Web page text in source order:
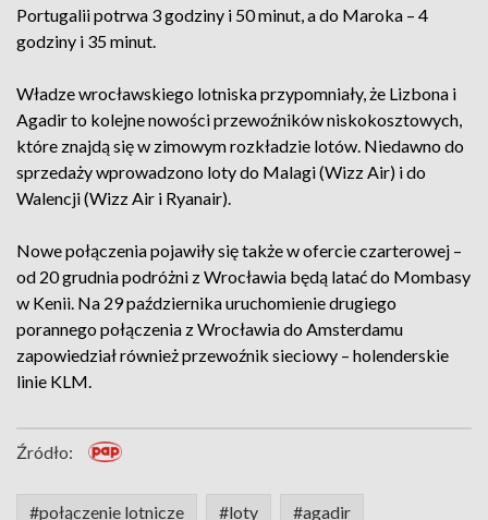
Portugalii potrwa 3 godziny i 50 minut, a do Maroka – 4
godziny i 35 minut.
Władze wrocławskiego lotniska przypomniały, że Lizbona i
Agadir to kolejne nowości przewoźników niskokosztowych,
które znajdą się w zimowym rozkładzie lotów. Niedawno do
sprzedaży wprowadzono loty do Malagi (Wizz Air) i do
Walencji (Wizz Air i Ryanair).
Nowe połączenia pojawiły się także w ofercie czarterowej –
od 20 grudnia podróżni z Wrocławia będą latać do Mombasy
w Kenii. Na 29 października uruchomienie drugiego
porannego połączenia z Wrocławia do Amsterdamu
zapowiedział również przewoźnik sieciowy – holenderskie
linie KLM.
Źródło:
#połączenie lotnicze #loty #agadir